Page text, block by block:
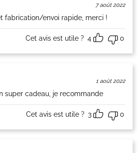
7 août 2022
fabrication/envoi rapide, merci !
Cet avis est utile ? 4 0
1 août 2022
super cadeau, je recommande
Cet avis est utile ? 3 0